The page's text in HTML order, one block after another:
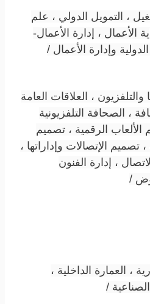
، التمويل الدولي ، علم
الأعمال ، إدارة الأعمال-
الدولية وإدارة الأعمال /
والتلفزيون ، العلاقات العامة
، الصحافة التلفزيونية
الألعاب الرقمية ، تصميم
، تصميم الإتصالات وإداراتها ،
، إدارة الفنون
/
، العمارة الداخلية ،
/